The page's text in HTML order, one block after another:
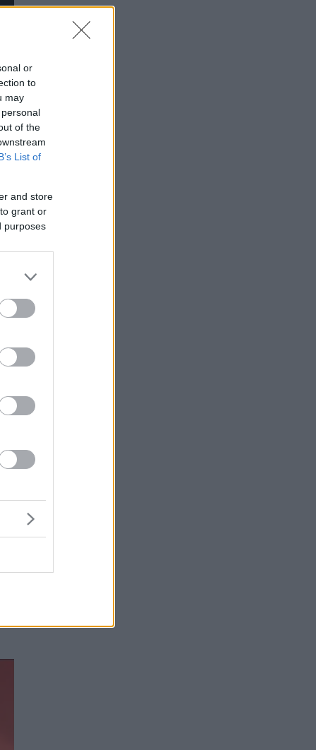
or
to
may
of the
List of
and store
grant or
purposes